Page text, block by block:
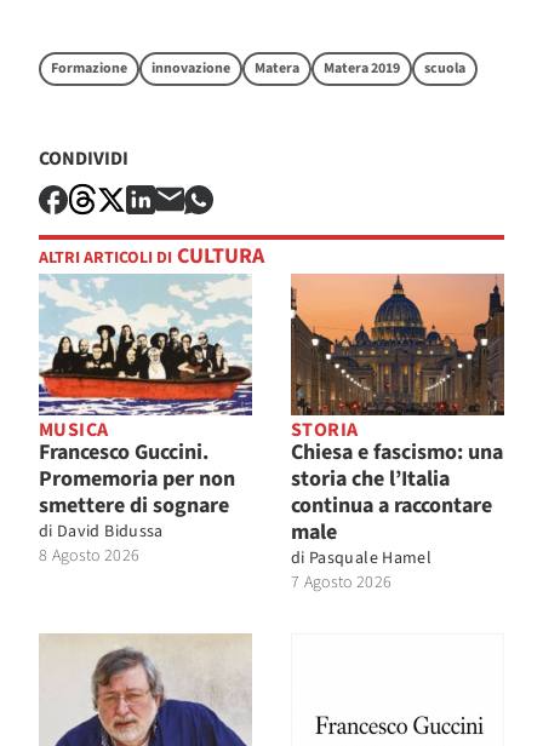
Formazione innovazione Matera Matera 2019 scuola
CONDIVIDI
ALTRI ARTICOLI DI CULTURA
MUSICA
Francesco Guccini.
Promemoria per non
smettere di sognare
di David Bidussa
8 Agosto 2026
STORIA
Chiesa e fascismo: una
storia che l’Italia
continua a raccontare
male
di Pasquale Hamel
7 Agosto 2026